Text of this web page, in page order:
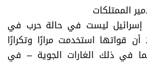
الممتلكات
إسرائيل ليست في حالة حرب في
أن قواتها استخدمت مرارًا وتكرارًا
في ذلك الغارات الجوية – في